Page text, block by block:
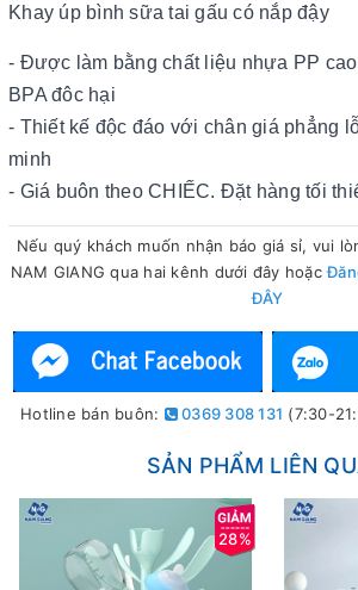
Khay úp bình sữa tai gấu có nắp đậy
- Được làm bằng chất liệu nhựa PP
BPA đôc hại
- Thiết kế độc đáo với chân giá phẳng
minh
- Giá buôn theo CHIẾC. Đặt hàng tối
Nếu quý khách muốn nhận báo giá sỉ, vui
NAM GIANG qua hai kênh dưới đây hoặc
ĐÂY
Hotline bán buôn: 0369 308 131 (7:30-
SẢN PHẨM LIÊN
28%